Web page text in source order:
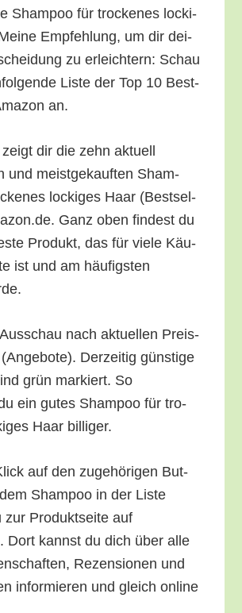
Sham­poo für tro­cke­nes locki­
Emp­feh­lung, um dir dei­
zu erleich­tern: Schau
Lis­te der Top 10 Best­
an.
dir die zehn aktu­ell
und meist­ge­kauf­ten Sham­
locki­ges Haar (Best­sel­
Ganz oben fin­dest du
Pro­dukt, das für vie­le Käu­
ist und am häu­figs­ten
nach aktu­el­len Preis­
Der­zei­tig güns­ti­ge
grün mar­kiert. So
ein gutes Sham­poo für tro­
Haar billiger.
auf den zuge­hö­ri­gen But­
Sham­poo in der Lis­te
zur Pro­dukt­sei­te auf
Dort kannst du dich über alle
Rezen­sio­nen und
infor­mie­ren und gleich online